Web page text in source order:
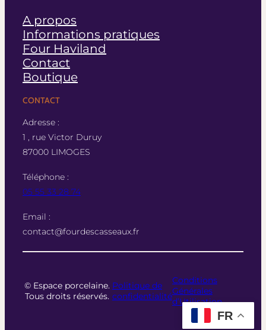
A propos
Informations pratiques
Four Haviland
Contact
Boutique
CONTACT
Adresse :
1 , rue Victor Duruy
87000 LIMOGES
Téléphone :
05 55 33 28 74
Email :
contact@fourdescasseaux.fr
© Espace porcelaine.
Tous droits réservés.
Politique de
confidentialité
Conditions
Générales
d’Utilisation
FR